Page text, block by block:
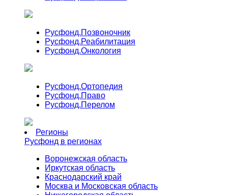
Русфонд.Позвоночник
Русфонд.Реабилитация
Русфонд.Онкология
Русфонд.Ортопедия
Русфонд.Право
Русфонд.Перелом
Регионы
Русфонд в регионах
Воронежская область
Иркутская область
Краснодарский край
Москва и Московская область